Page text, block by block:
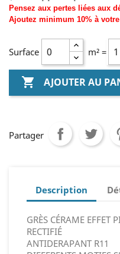
Pensez aux pertes liées aux
Ajoutez minimum 10% à
Surface m² =
 AJOUTER AU
Partager
Description
GRÈS CÉRAME EFFET
RECTIFIÉ
ANTIDERAPANT R11